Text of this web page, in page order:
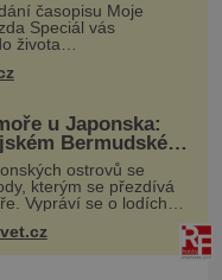
časopisu Moje
Speciál vás
života
z těch
u Japonska:
Bermudském
lodě ve spárech
ostrovů se
kterým se přezdívá
Vypráví se o lodích
stopy, podivných
proudech i
kteří měli tyto ko